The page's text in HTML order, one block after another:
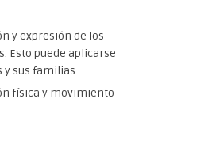
y expresión de los
Esto puede aplicarse
y sus familias.
física y movimiento